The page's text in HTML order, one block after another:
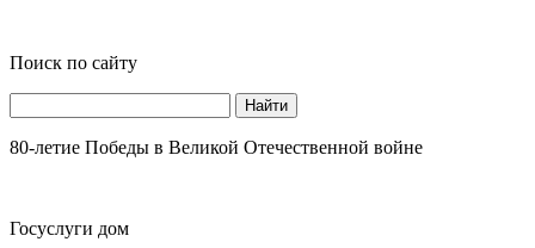
Поиск по сайту
Найти
80-летие Победы в Великой Отечественной войне
Госуслуги дом